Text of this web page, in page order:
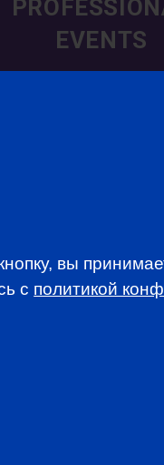
EVENTS
вы
c политикой